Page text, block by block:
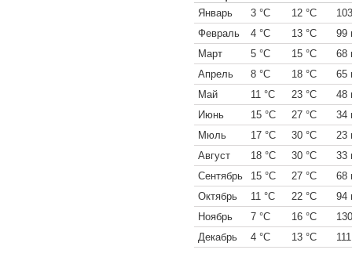
Январь
3 °C 12 °C
Февраль
4 °C 13 °C
99
Март
5 °C 15 °C
68
Апрель
8 °C 18 °C
65
Май
11 °C 23 °C
48
Июнь
15 °C 27 °C
34
Мюль
17 °C 30 °C
23
Август
18 °C 30 °C
33
Сентябрь
15 °C 27 °C
68
Октябрь
11 °C 22 °C
94
Ноябрь
7 °C 16 °C
Декабрь
4 °C 13 °C